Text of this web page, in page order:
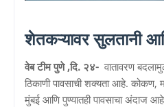
शेतकऱ्यावर सुलतानी
वेब टीम पुणे ,दि. २४- वातावरण
ठिकाणी पावसाची शक्यता आहे. कोकण,
मुंबई आणि पुण्यातही पावसाचा अंदाज